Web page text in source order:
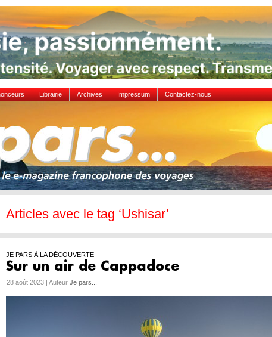
Librairie Archives Impressum Contactez-nous
Articles avec le tag ‘Ushisar’
JE PARS À LA DÉCOUVERTE
Sur un air de Cappadoce
28 août 2023 | Auteur Je pars...